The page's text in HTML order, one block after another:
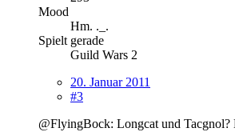
Mood
Hm. ._.
Spielt gerade
Guild Wars 2
20. Januar 2011
#3
@FlyingBock: Longcat und Tacgnol?